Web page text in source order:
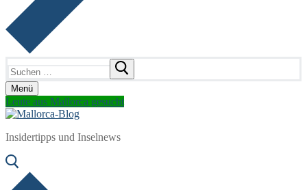
nach:
Menü
Leute aus Mallorca gesucht
Insidertipps und Inselnews